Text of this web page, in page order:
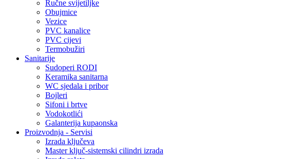
Ručne svijetiljke
Obujmice
Vezice
PVC kanalice
PVC cijevi
Termobužiri
Sanitarije
Sudoperi RODI
Keramika sanitarna
WC sjedala i pribor
Bojleri
Sifoni i brtve
Vodokotlići
Galanterija kupaonska
Proizvodnja - Servisi
Izrada ključeva
Master ključ-sistemski cilindri izrada